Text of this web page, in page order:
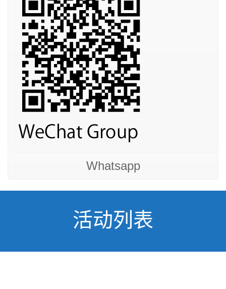
Whatsapp
活动列表